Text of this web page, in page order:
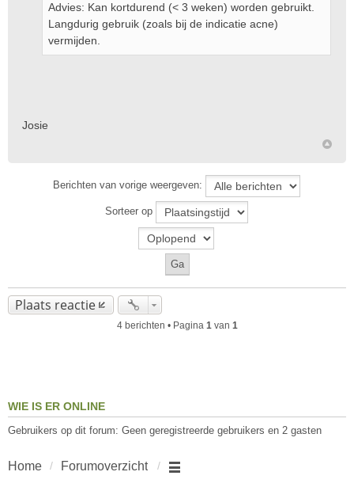
Advies: Kan kortdurend (< 3 weken) worden gebruikt.
Langdurig gebruik (zoals bij de indicatie acne)
vermijden.
Josie
Berichten van vorige weergeven:
Sorteer op
Plaats reactie
4 berichten • Pagina 1van 1
WIE IS ER ONLINE
Gebruikers op dit forum: Geen geregistreerde gebruikers en 2 gasten
Home Forumoverzicht